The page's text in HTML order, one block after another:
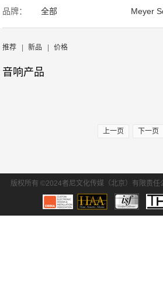
声学产品 智能产品
周边产品
3000-9999 1万-5万
5万-15万
30万-50万
品牌： 全部 Meyer
Wisdom
waterfall/飞瀑
推荐 | 新品 | 价格
音响产品
上一页 下一页
版权所有 ©2024者尼文化传媒（北京）有限责任